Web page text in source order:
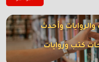
وأحدث
كتب وروايات